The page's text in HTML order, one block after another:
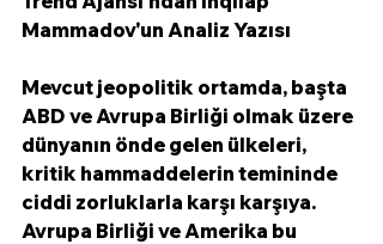
Mammadov'un Analiz Yazısı
Mevcut jeopolitik ortamda, başta
ABD ve Avrupa Birliği olmak üzere
dünyanın önde gelen ülkeleri,
kritik hammaddelerin temininde
ciddi zorluklarla karşı karşıya.
Avrupa Birliği ve Amerika bu